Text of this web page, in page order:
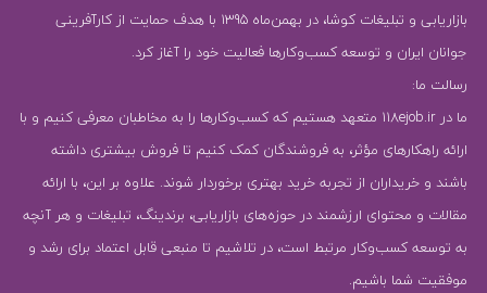
بازاریابی و تبلیغات کوشا، در بهمن‌ماه 1395 با هدف حمایت از کارآفرینی
جوانان ایران و توسعه کسب‌وکارها فعالیت خود را آغاز کرد.
رسالت ما:
ما در 118ejob.ir متعهد هستیم که کسب‌وکارها را به مخاطبان معرفی کنیم و با
ارائه راهکارهای مؤثر، به فروشندگان کمک کنیم تا فروش بیشتری داشته
باشند و خریداران از تجربه خرید بهتری برخوردار شوند. علاوه بر این، با ارائه
مقالات و محتوای ارزشمند در حوزه‌های بازاریابی، برندینگ، تبلیغات و هر آنچه
به توسعه کسب‌وکار مرتبط است، در تلاشیم تا منبعی قابل اعتماد برای رشد و
موفقیت شما باشیم.